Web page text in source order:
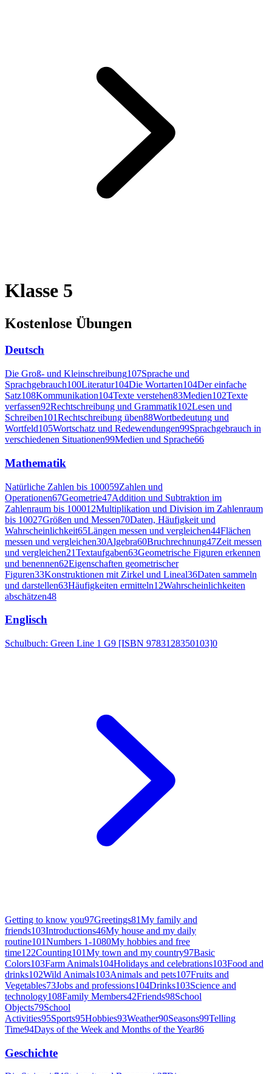
Klasse 5
Kostenlose Übungen
Deutsch
Die Groß- und Kleinschreibung107Sprache und
Sprachgebrauch100Literatur104Die Wortarten104Der einfache
Satz108Kommunikation104Texte verstehen83Medien102Texte
verfassen92Rechtschreibung und Grammatik102Lesen und
Schreiben101Rechtschreibung üben88Wortbedeutung und
Wortfeld105Wortschatz und Redewendungen99Sprachgebrauch in
verschiedenen Situationen99Medien und Sprache66
Mathematik
Natürliche Zahlen bis 100059Zahlen und
Operationen67Geometrie47Addition und Subtraktion im
Zahlenraum bis 100012Multiplikation und Division im Zahlenraum
bis 10027Größen und Messen70Daten, Häufigkeit und
Wahrscheinlichkeit65Längen messen und vergleichen44Flächen
messen und vergleichen30Algebra60Bruchrechnung47Zeit messen
und vergleichen21Textaufgaben63Geometrische Figuren erkennen
und benennen62Eigenschaften geometrischer
Figuren33Konstruktionen mit Zirkel und Lineal36Daten sammeln
und darstellen63Häufigkeiten ermitteln12Wahrscheinlichkeiten
abschätzen48
Englisch
Schulbuch: Green Line 1 G9 [ISBN 9783128350103]0
Getting to know you97Greetings81My family and
friends103Introductions46My house and my daily
routine101Numbers 1-1080My hobbies and free
time122Counting101My town and my country97Basic
Colors103Farm Animals104Holidays and celebrations103Food and
drinks102Wild Animals103Animals and pets107Fruits and
Vegetables73Jobs and professions104Drinks103Science and
technology108Family Members42Friends98School
Objects79School
Activities95Sports95Hobbies93Weather90Seasons99Telling
Time94Days of the Week and Months of the Year86
Geschichte